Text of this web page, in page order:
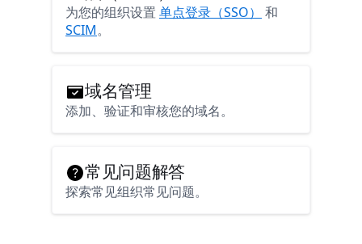
为您的组织设置 单点登录（SSO）
和
SCIM。
域名管理
添加、验证和审核您的域名。
常见问题解答
探索常见组织常见问题。